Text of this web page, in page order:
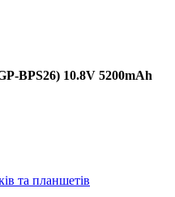
BPS26) 10.8V 5200mAh
та планшетів